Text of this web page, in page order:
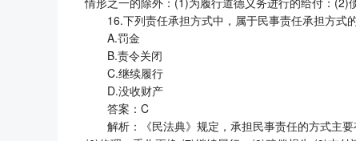
16.下列责任承担方式中，属于民事责任承担方式的
A.罚金
B.责令关闭
C.继续履行
D.没收财产
答案：C
解析：《民法典》规定，承担民事责任的方式主